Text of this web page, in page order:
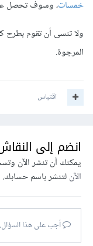
خمسات، وسوف تحصل
ولا تنسى أن تقوم بطرح
المرجوة.
اقتباس
انضم إلى النقاش
يمكنك أن تنشر الآن
الآنلتنشر باسم حسابك.
أجب على هذا